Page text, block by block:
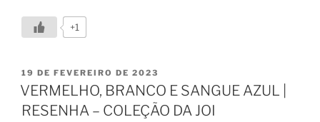
+1
19 DE FEVEREIRO DE 2023
VERMELHO, BRANCO E SANGUE AZUL |
RESENHA – COLEÇÃO DA JOI